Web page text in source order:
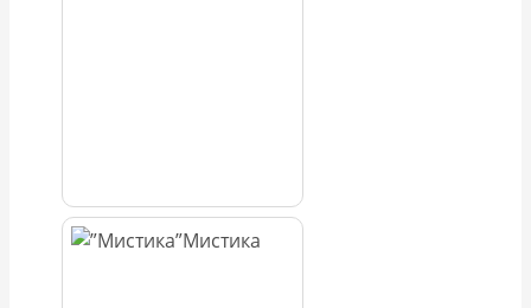
Мистика